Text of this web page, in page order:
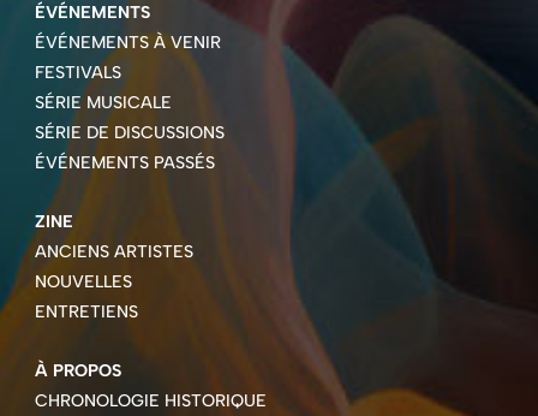
ÉVÉNEMENTS
ÉVÉNEMENTS À VENIR
FESTIVALS
SÉRIE MUSICALE
SÉRIE DE DISCUSSIONS
ÉVÉNEMENTS PASSÉS
ZINE
ANCIENS ARTISTES
NOUVELLES
ENTRETIENS
À PROPOS
CHRONOLOGIE HISTORIQUE